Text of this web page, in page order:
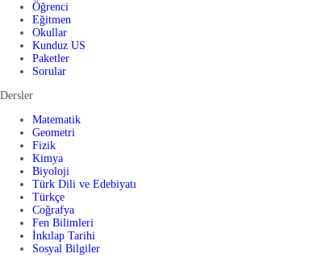
Öğrenci
Eğitmen
Okullar
Kunduz US
Paketler
Sorular
Dersler
Matematik
Geometri
Fizik
Kimya
Biyoloji
Türk Dili ve Edebiyatı
Türkçe
Coğrafya
Fen Bilimleri
İnkılap Tarihi
Sosyal Bilgiler